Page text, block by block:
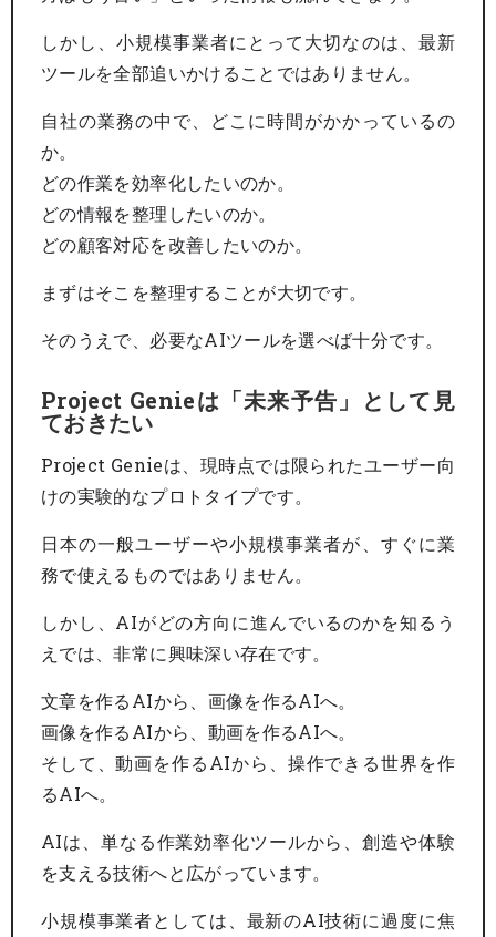
しかし、小規模事業者にとって大切なのは、最新
ツールを全部追いかけることではありません。
自社の業務の中で、どこに時間がかかっているの
か。
どの作業を効率化したいのか。
どの情報を整理したいのか。
どの顧客対応を改善したいのか。
まずはそこを整理することが大切です。
そのうえで、必要なAIツールを選べば十分です。
Project Genieは「未来予告」として見
ておきたい
Project Genieは、現時点では限られたユーザー向
けの実験的なプロトタイプです。
日本の一般ユーザーや小規模事業者が、すぐに業
務で使えるものではありません。
しかし、AIがどの方向に進んでいるのかを知るう
えでは、非常に興味深い存在です。
文章を作るAIから、画像を作るAIへ。
画像を作るAIから、動画を作るAIへ。
そして、動画を作るAIから、操作できる世界を作
るAIへ。
AIは、単なる作業効率化ツールから、創造や体験
を支える技術へと広がっています。
小規模事業者としては、最新のAI技術に過度に焦